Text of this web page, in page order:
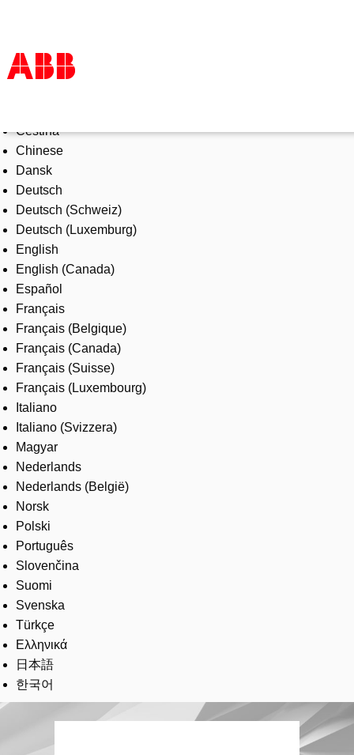
Products & Solutions
Industries
Services
About us
Where to buy
Contact us
Careers
Čeština
Chinese
Dansk
Deutsch
Deutsch (Schweiz)
Deutsch (Luxemburg)
English
English (Canada)
Español
Français
Français (Belgique)
Français (Canada)
Français (Suisse)
Français (Luxembourg)
Italiano
Italiano (Svizzera)
Magyar
Nederlands
Nederlands (België)
Norsk
Polski
Português
Slovenčina
Suomi
Svenska
Türkçe
Ελληνικά
日本語
한국어